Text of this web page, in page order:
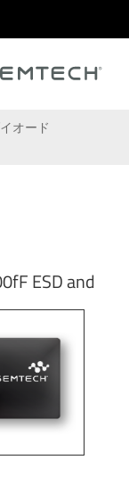
オード
ESD and